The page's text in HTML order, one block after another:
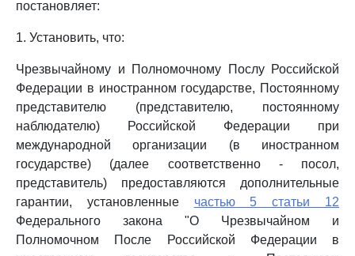
постановляет:
1. Установить, что:
Чрезвычайному и Полномочному Послу Российской
Федерации в иностранном государстве, Постоянному
представителю (представителю, постоянному
наблюдателю) Российской Федерации при
международной организации (в иностранном
государстве) (далее соответственно - посол,
представитель) предоставляются дополнительные
гарантии, установленные частью 5 статьи 12
Федерального закона "О Чрезвычайном и
Полномочном После Российской Федерации в